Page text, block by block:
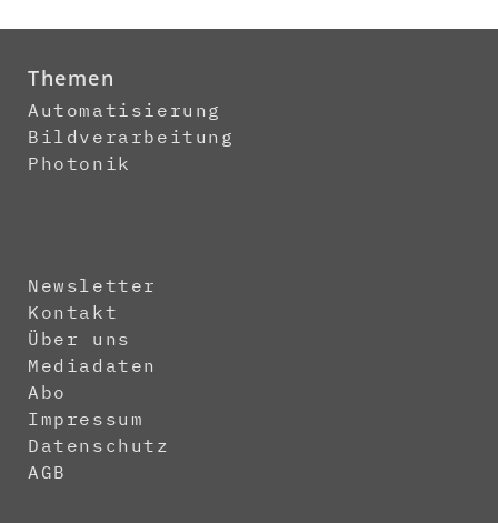
Themen
Automatisierung
Bildverarbeitung
Photonik
Newsletter
Kontakt
Über uns
Mediadaten
Abo
Impressum
Datenschutz
AGB